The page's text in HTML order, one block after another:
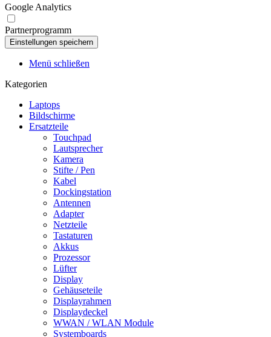
Google Analytics
Partnerprogramm
Menü schließen
Kategorien
Laptops
Bildschirme
Ersatzteile
Touchpad
Lautsprecher
Kamera
Stifte / Pen
Kabel
Dockingstation
Antennen
Adapter
Netzteile
Tastaturen
Akkus
Prozessor
Lüfter
Display
Gehäuseteile
Displayrahmen
Displaydeckel
WWAN / WLAN Module
Systemboards